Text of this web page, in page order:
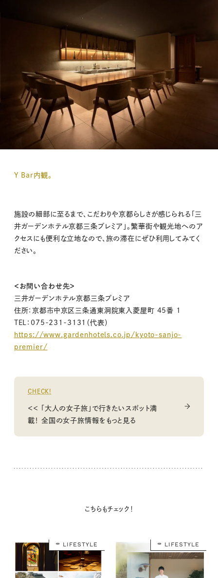
Y Bar内観。
施設の細部に至るまで、こだわりや京都らしさが感じられる「三
井ガーデンホテル京都三条プレミア」。繁華街や観光地へのア
クセスにも便利な立地なので、旅の滞在にぜひ利用してみてく
ださい。
＜お問い合わせ先＞
三井ガーデンホテル京都三条プレミア
住所：京都市中京区三条通東洞院東入菱屋町 45番 1
TEL：075-231-3131（代表）
https://www.gardenhotels.co.jp/kyoto-sanjo-
premier/
CHECK!
＜＜ 「大人の女子旅」で行きたいスポット満
載！ 全国の女子旅情報をもっと見る
こちらもチェック！
LIFESTYLE LIFESTYLE